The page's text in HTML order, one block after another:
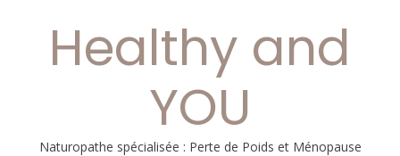
Healthy and
YOU
Naturopathe spécialisée : Perte de Poids et Ménopause